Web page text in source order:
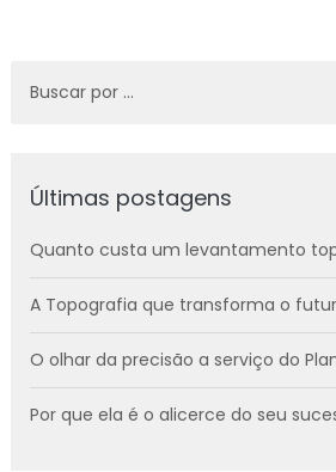
Últimas postagens
Quanto custa um levantamento
A Topografia que transforma o
O olhar da precisão a serviço do
Por que ela é o alicerce do seu